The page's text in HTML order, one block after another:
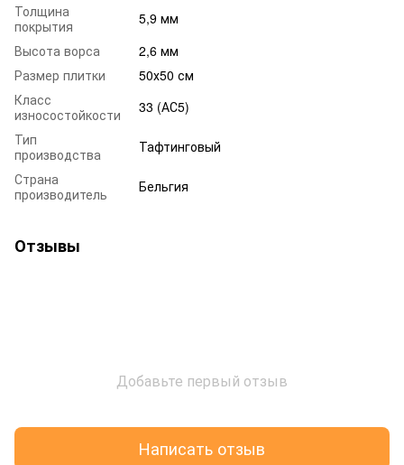
Толщина
покрытия
5,9 мм
Высота ворса
2,6 мм
Размер плитки
50х50 см
Класс
износостойкости
33 (АС5)
Тип
производства
Тафтинговый
Страна
производитель
Бельгия
Отзывы
Добавьте первый отзыв
Написать отзыв